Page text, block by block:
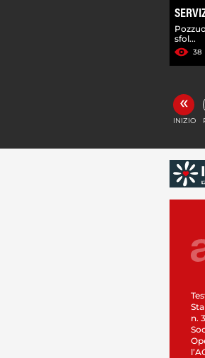
sfol...
38
«
INIZIO
n.